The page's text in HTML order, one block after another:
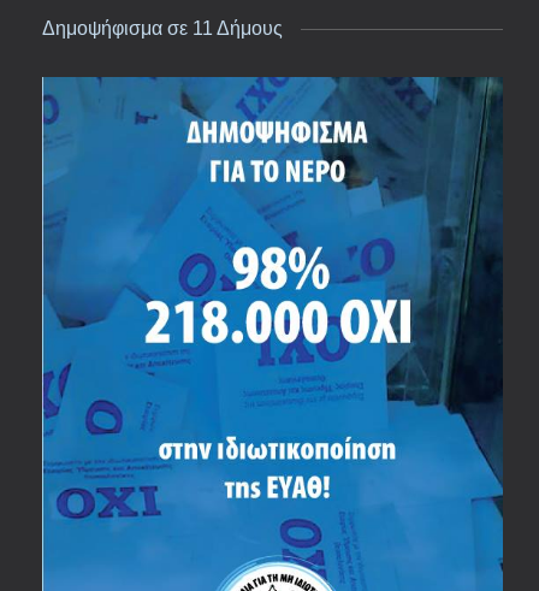
Δημοψήφισμα σε 11 Δήμους